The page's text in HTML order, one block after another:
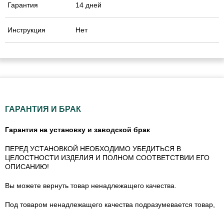
Гарантия
14 дней
Инструкция Нет
ГАРАНТИЯ И БРАК
Гарантия на установку и заводской брак
ПЕРЕД УСТАНОВКОЙ НЕОБХОДИМО УБЕДИТЬСЯ В
ЦЕЛОСТНОСТИ ИЗДЕЛИЯ И ПОЛНОМ СООТВЕТСТВИИ ЕГО
ОПИСАНИЮ!
Вы можете вернуть товар ненадлежащего качества.
Под товаром ненадлежащего качества подразумевается товар,